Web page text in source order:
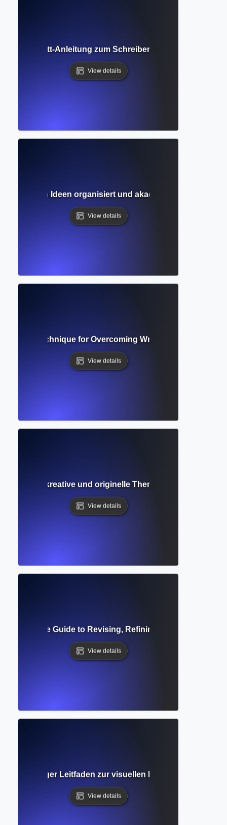
für-Schritt-Anleitung zum Schreiben der ersten Version
View details
Wie man Ideen organisiert und akademisches
View details
Technique for Overcoming Writer’s Block and
View details
Wie man kreative und originelle Themen für das
View details
Complete Guide to Revising, Refining, and Perfecting
View details
Vollständiger Leitfaden zur visuellen Ideenorganisation
View details